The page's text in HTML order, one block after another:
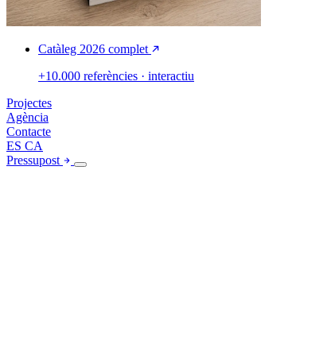
Catàleg 2026 complet
+10.000 referències · interactiu
Projectes
Agència
Contacte
ES CA
Pressupost